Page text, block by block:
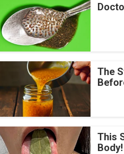
The
This
Body!